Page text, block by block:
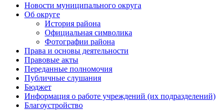
Новости муниципального округа
Об округе
История района
Официальная символика
Фотографии района
Права и основы деятельности
Правовые акты
Переданные полномочия
Публичные слушания
Бюджет
Информация о работе учреждений (их подразделений)
Благоустройство